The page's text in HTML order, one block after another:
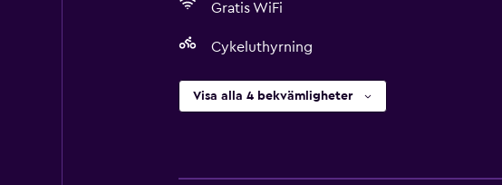
Gratis WiFi
Cykeluthyrning
Visa alla 4 bekvämligheter